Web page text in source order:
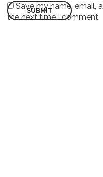
Save my name, email,
the next time I comment.